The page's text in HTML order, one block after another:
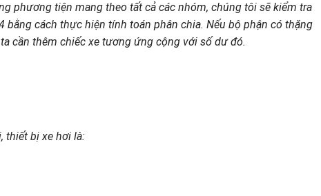
phương tiện mang theo tất cả các nhóm, chúng tôi sẽ kiểm tra
bằng cách thực hiện tính toán phân chia. Nếu bộ phận có thặng
cần thêm chiếc xe tương ứng cộng với số dư đó.
thiết bị xe hơi là: